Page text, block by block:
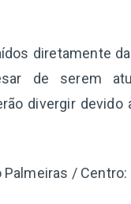
diretamente
de serem
divergir devido
/ Centro: